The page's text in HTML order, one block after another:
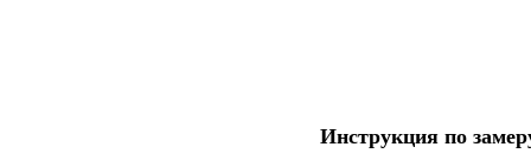
Инструкция по